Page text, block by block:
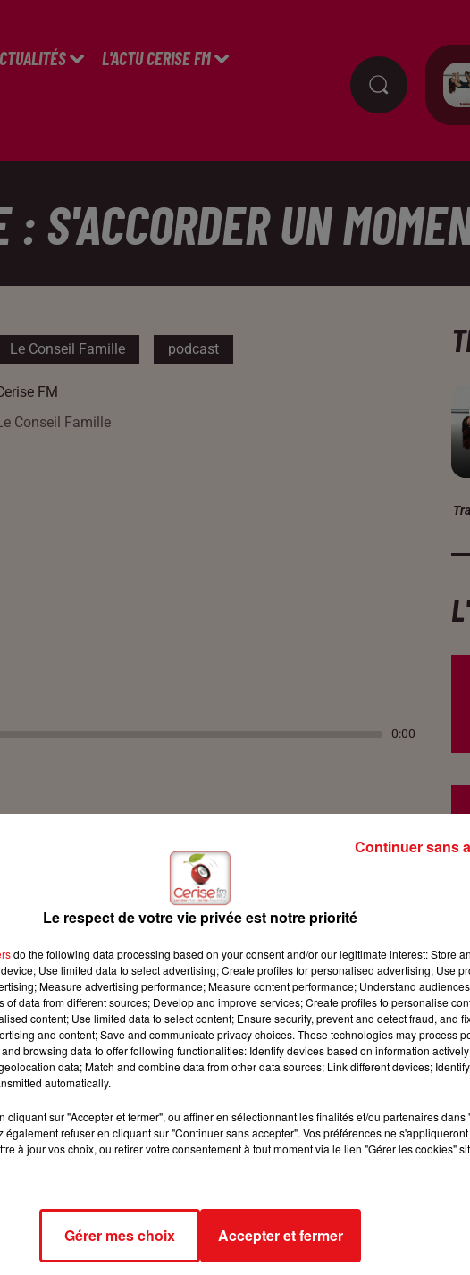
L'ACTU CERISE FM
S'ACCORDER UN
Le Conseil Famille podcast
FM
Conseil Famille
0:00
FM avec son conseil famille !
Le respect de votre vie privée est notre priorité
do the following data processing based on your consent and/or our legitimate interest: Store
Use limited data to select advertising; Create profiles for personalised advertising; Use
Measure advertising performance; Measure content performance; Understand
of data from different sources; Develop and improve services; Create profiles to personalise
content; Use limited data to select content; Ensure security, prevent and detect fraud, and
and content; Save and communicate privacy choices. These technologies may process
browsing data to offer following functionalities: Identify devices based on information actively
data; Match and combine data from other data sources; Link different devices;
automatically.
cliquant sur "Accepter et fermer", ou affiner en sélectionnant les finalités et/ou partenaires dans
également refuser en cliquant sur "Continuer sans accepter". Vos préférences ne
à jour vos choix, ou retirer votre consentement à tout moment via le lien "Gérer les cookies"
Gérer mes choix Accepter et fermer
Continuer sans